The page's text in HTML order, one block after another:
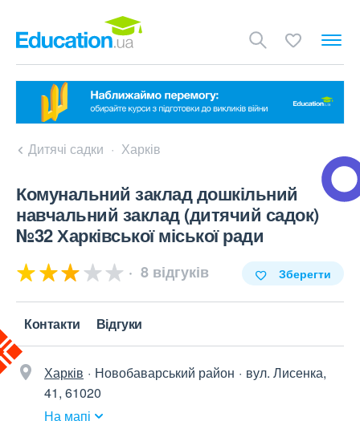
Дитячі садки Харків
Комунальний заклад дошкільний
навчальний заклад (дитячий садок)
№32 Харківської міської ради
8 відгуків Зберегти
Контакти Відгуки
Харків Новобаварський район
вул. Лисенка,
41, 61020
На мапі